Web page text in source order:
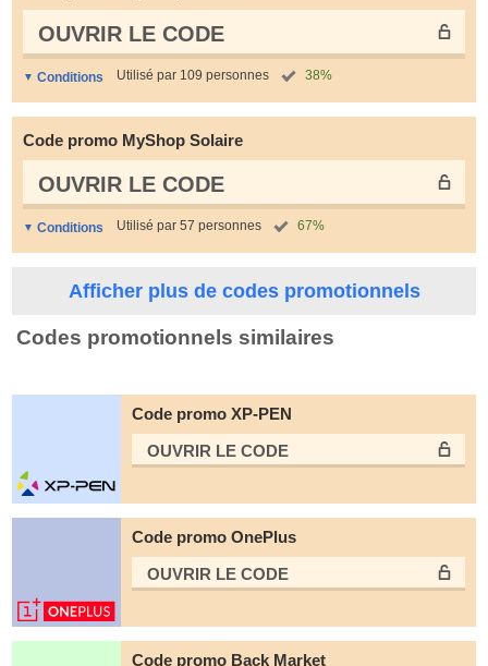
OUVRIR LE СODE
Conditions Utilisé par 109 personnes 38%
Code promo MyShop Solaire
OUVRIR LE СODE
Conditions Utilisé par 57 personnes 67%
Afficher plus de codes promotionnels
Codes promotionnels similaires
Code promo XP-PEN
OUVRIR LE СODE
Code promo OnePlus
OUVRIR LE СODE
Code promo Back Market